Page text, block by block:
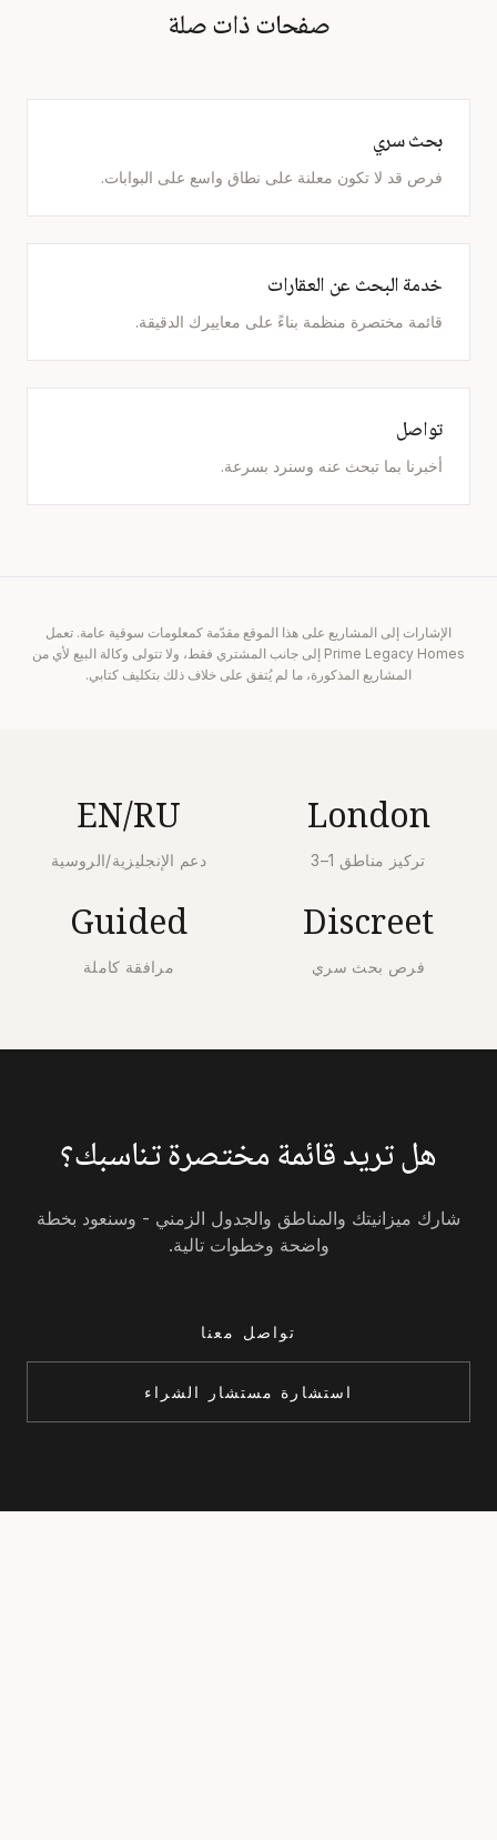
صفحات ذات صلة
بحث سري
فرص قد لا تكون معلنة على نطاق واسع على البوابات.
خدمة البحث عن العقارات
قائمة مختصرة منظمة بناءً على معاييرك الدقيقة.
تواصل
أخبرنا بما تبحث عنه وسنرد بسرعة.
الإشارات إلى المشاريع على هذا الموقع مقدّمة كمعلومات سوقية عامة. تعمل
Prime Legacy Homes إلى جانب المشتري فقط، ولا تتولى وكالة البيع لأي من
المشاريع المذكورة، ما لم يُتفق على خلاف ذلك بتكليف كتابي.
London
تركيز مناطق 1–3
EN/RU
دعم الإنجليزية/الروسية
Discreet
فرص بحث سري
Guided
مرافقة كاملة
هل تريد قائمة مختصرة تناسبك؟
شارك ميزانيتك والمناطق والجدول الزمني - وسنعود بخطة
واضحة وخطوات تالية.
تواصل معنا
استشارة مستشار الشراء